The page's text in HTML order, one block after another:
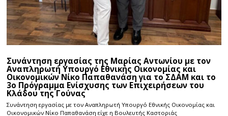
Συνάντηση εργασίας της Μαρίας Αντωνίου με τον
Αναπληρωτή Υπουργό Εθνικής Οικονομίας και
Οικονομικών Νίκο Παπαθανάση για το ΣΔΑΜ και το
3ο Πρόγραμμα Ενίσχυσης των Επιχειρήσεων του
Κλάδου της Γούνας
Συνάντηση εργασίας με τον Αναπληρωτή Υπουργό Εθνικής Οικονομίας και
Οικονομικών Νίκο Παπαθανάση είχε η Βουλευτής Καστοριάς